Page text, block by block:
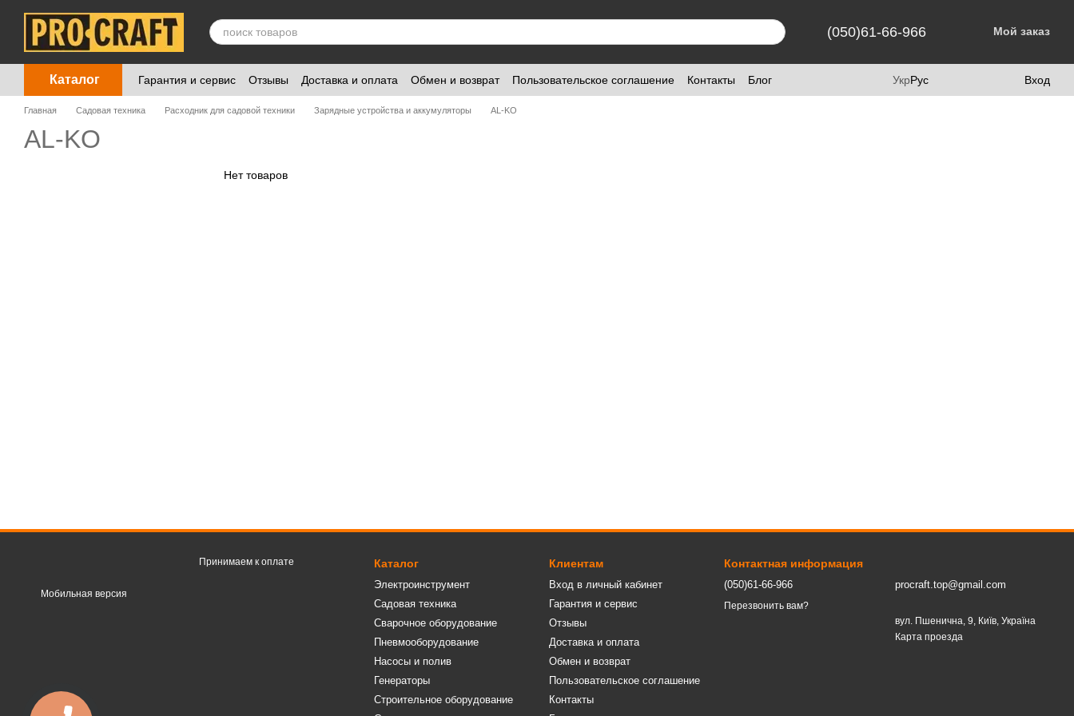
Перейти к основному контенту
(050)61-66-966 Мой заказ
Каталог Гарантия и сервис Отзывы Доставка и оплата Обмен и возврат Пользовательское соглашение Контакты Блог УкрРус Вход
Главная Садовая техника Расходник для садовой техники Зарядные устройства и аккумуляторы AL-KO
AL-KO
Нет товаров
Мобильная версия
Принимаем к оплате Каталог
Электроинструмент
Садовая техника
Сварочное оборудование
Пневмооборудование
Насосы и полив
Генераторы
Строительное оборудование
Клиентам
Вход в личный кабинет
Гарантия и сервис
Отзывы
Доставка и оплата
Обмен и возврат
Пользовательское соглашение
Контакты
Контактная информация
(050)61-66-966
Перезвонить вам?
procraft.top@gmail.com
вул. Пшенична, 9, Київ, Україна
Карта проезда